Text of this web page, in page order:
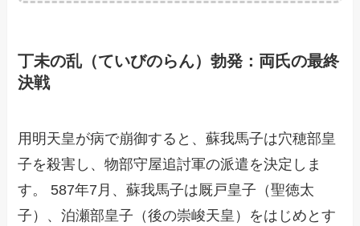
丁未の乱（ていびのらん）勃発：両氏の最終
決戦
用明天皇が病で崩御すると、蘇我馬子は穴穂部皇
子を殺害し、物部守屋追討軍の派遣を決定しま
す。 587年7月、蘇我馬子は厩戸皇子（聖徳太
子）、泊瀬部皇子（後の崇峻天皇）をはじめとす